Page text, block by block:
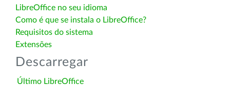
LibreOffice no seu idioma
Como é que se instala o LibreOffice?
Requisitos do sistema
Extensões
Descarregar
Último LibreOffice